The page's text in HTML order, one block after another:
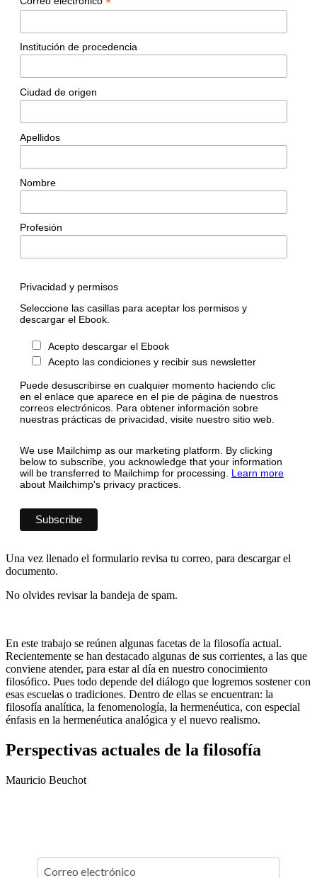
Institución de procedencia
Ciudad de origen
Apellidos
Nombre
Profesión
Privacidad y permisos
Seleccione las casillas para aceptar los permisos y
descargar el Ebook.
Acepto descargar el Ebook
Acepto las condiciones y recibir sus newsletter
Puede desuscribirse en cualquier momento haciendo clic
en el enlace que aparece en el pie de página de nuestros
correos electrónicos. Para obtener información sobre
nuestras prácticas de privacidad, visite nuestro sitio web.
We use Mailchimp as our marketing platform. By clicking
below to subscribe, you acknowledge that your information
will be transferred to Mailchimp for processing. Learn more
about Mailchimp's privacy practices.
Una vez llenado el formulario revisa tu correo, para descargar el
documento.
No olvides revisar la bandeja de spam.
En este trabajo se reúnen algunas facetas de la filosofía actual.
Recientemente se han destacado algunas de sus corrientes, a las que
conviene atender, para estar al día en nuestro conocimiento
filosófico. Pues todo depende del diálogo que logremos sostener con
esas escuelas o tradiciones. Dentro de ellas se encuentran: la
filosofía analítica, la fenomenología, la hermenéutica, con especial
énfasis en la hermenéutica analógica y el nuevo realismo.
Perspectivas actuales de la filosofía
Mauricio Beuchot